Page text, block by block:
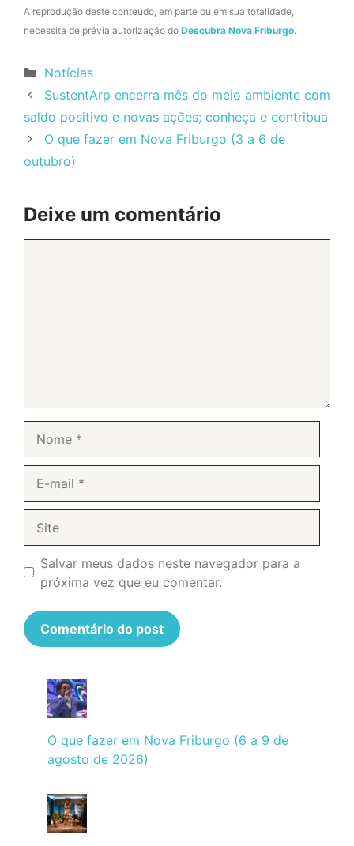
A reprodução deste conteúdo, em parte ou em sua totalidade,
necessita de prévia autorização do Descubra Nova Friburgo.
Categorias
Notícias
SustentArp encerra mês do meio ambiente com
saldo positivo e novas ações; conheça e contribua
O que fazer em Nova Friburgo (3 a 6 de
outubro)
Deixe um comentário
mail
Salvar meus dados neste navegador para a
próxima vez que eu comentar.
O que fazer em Nova Friburgo (6 a 9 de
agosto de 2026)